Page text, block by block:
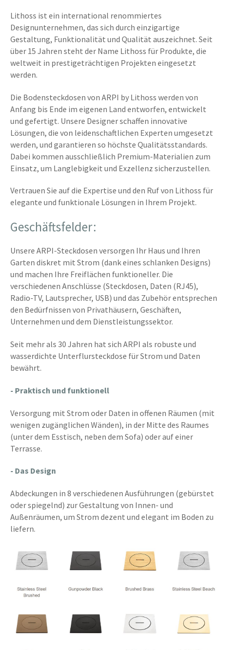
Lithoss ist ein international renommiertes
Designunternehmen, das sich durch einzigartige
Gestaltung, Funktionalität und Qualität auszeichnet. Seit
über 15 Jahren steht der Name Lithoss für Produkte, die
weltweit in prestigeträchtigen Projekten eingesetzt
werden.
Die Bodensteckdosen von ARPI by Lithoss werden von
Anfang bis Ende im eigenen Land entworfen, entwickelt
und gefertigt. Unsere Designer schaffen innovative
Lösungen, die von leidenschaftlichen Experten umgesetzt
werden, und garantieren so höchste Qualitätsstandards.
Dabei kommen ausschließlich Premium-Materialien zum
Einsatz, um Langlebigkeit und Exzellenz sicherzustellen.
Vertrauen Sie auf die Expertise und den Ruf von Lithoss für
elegante und funktionale Lösungen in Ihrem Projekt.
Geschäftsfelder:
Unsere ARPI-Steckdosen versorgen Ihr Haus und Ihren
Garten diskret mit Strom (dank eines schlanken Designs)
und machen Ihre Freiflächen funktioneller. Die
verschiedenen Anschlüsse (Steckdosen, Daten (RJ45),
Radio-TV, Lautsprecher, USB) und das Zubehör entsprechen
den Bedürfnissen von Privathäusern, Geschäften,
Unternehmen und dem Dienstleistungssektor.
Seit mehr als 30 Jahren hat sich ARPI als robuste und
wasserdichte Unterflursteckdose für Strom und Daten
bewährt.
- Praktisch und funktionell
Versorgung mit Strom oder Daten in offenen Räumen (mit
wenigen zugänglichen Wänden), in der Mitte des Raumes
(unter dem Esstisch, neben dem Sofa) oder auf einer
Terrasse.
- Das Design
Abdeckungen in 8 verschiedenen Ausführungen (gebürstet
oder spiegelnd) zur Gestaltung von Innen- und
Außenräumen, um Strom dezent und elegant im Boden zu
liefern.